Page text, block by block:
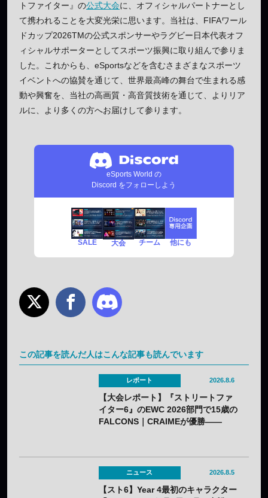
トファイター』の公式大会に、オフィシャルパートナーとし
て携われることを大変光栄に思います。当社は、FIFAワール
ドカップ2026TMの公式スポンサーやラグビー日本代表オフ
ィシャルサポーターとしてスポーツ振興に取り組んで参りま
した。これからも、eSportsなどを含むさまざまなスポーツ
イベントへの協賛を通じて、世界最高峰の舞台で生まれる感
動や興奮を、当社の高画質・高音質技術を通じて、よりリア
ルに、より多くの方へお届けして参ります。
eSports World の
Discord をフォローしよう
SALE 大会 チーム 他にも
この記事を読んだ人はこんな記事も読んでいます
レポート 2026.8.6
【大会レポート】『ストリートファ
イター6』のEWC 2026部門で15歳の
FALCONS｜CRAIMEが優勝——
ニュース 2026.8.5
【スト6】Year 4最初のキャラクター